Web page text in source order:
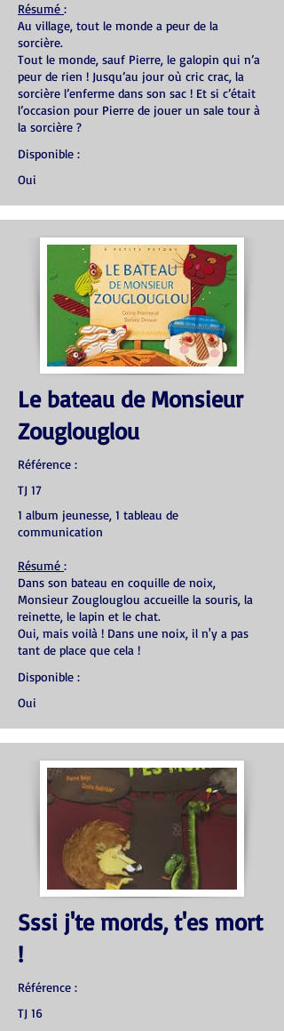
Résumé :
Au village, tout le monde a peur de la
sorcière.
Tout le monde, sauf Pierre, le galopin qui n’a
peur de rien ! Jusqu’au jour où cric crac, la
sorcière l’enferme dans son sac ! Et si c’était
l’occasion pour Pierre de jouer un sale tour à
la sorcière ?
Disponible :
Oui
Le bateau de Monsieur
Zouglouglou
Référence :
TJ 17
1 album jeunesse, 1 tableau de
communication
Résumé :
Dans son bateau en coquille de noix,
Monsieur Zouglouglou accueille la souris, la
reinette, le lapin et le chat.
Oui, mais voilà ! Dans une noix, il n'y a pas
tant de place que cela !
Disponible :
Oui
Sssi j'te mords, t'es mort
!
Référence :
TJ 16